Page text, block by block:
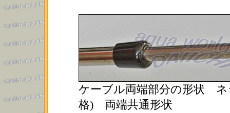
ケーブル両端部分の形状 ネ
格) 両端共通形状